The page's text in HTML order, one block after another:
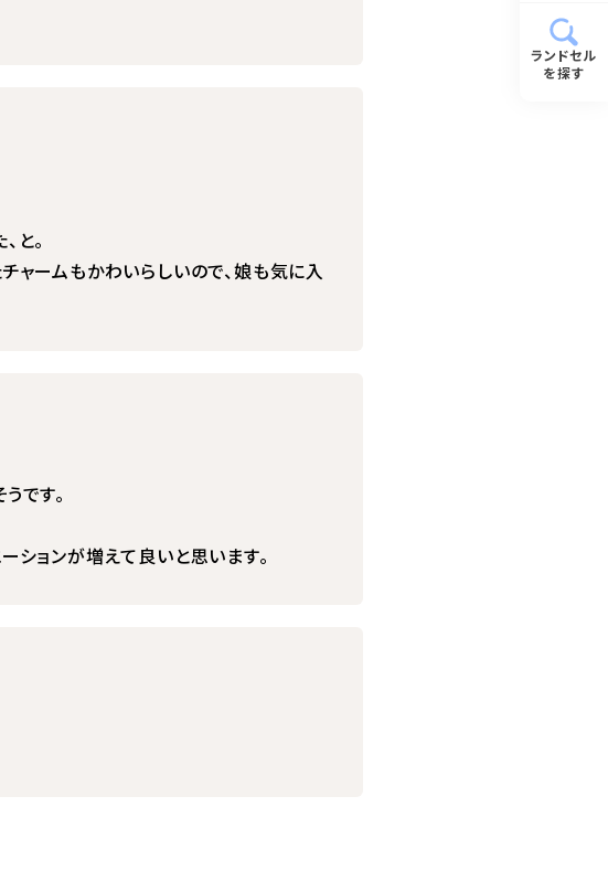
ランドセル
を探す
と。
ャームもかわいらしいので、娘も気に入
です。
ションが増えて良いと思います。